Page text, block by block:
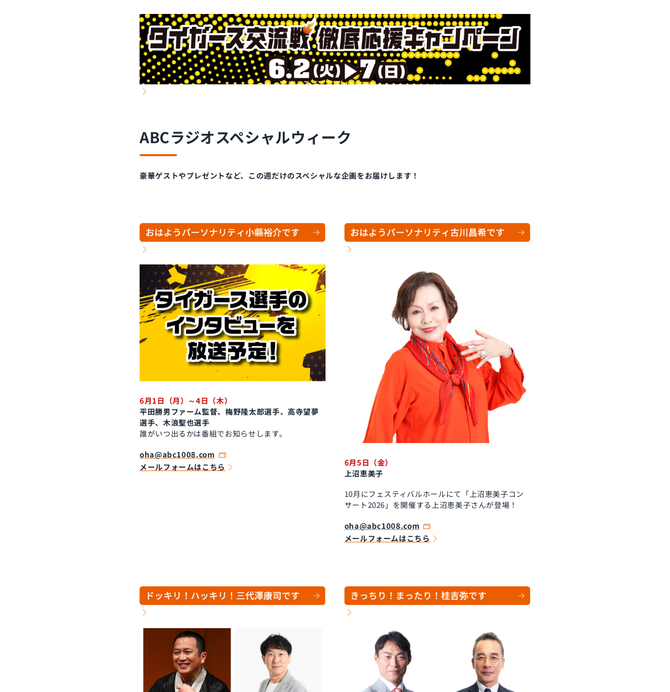
ABCラジオスペシャルウィーク
豪華ゲストやプレゼントなど、この週だけのスペシャルな企画をお届けします！
6月1日（月）～4日（木）
平田勝男ファーム監督、梅野隆太郎選手、高寺望夢
選手、木浪聖也選手
誰がいつ出るかは番組でお知らせします。
oha@abc1008.com
メールフォームはこちら
6月5日（金）
上沼恵美子
10月にフェスティバルホールにて「上沼恵美子コン
サート2026」を開催する上沼恵美子さんが登場！
oha@abc1008.com
メールフォームはこちら